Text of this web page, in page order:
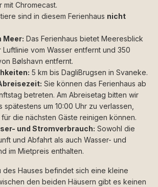
mit Chromecast.
sind in diesem Ferienhaus nicht
Meer: Das Ferienhaus bietet Meeresblick
Luftlinie vom Wasser entfernt und 350
Bølshavn entfernt.
5 km bis DagliBrugsen in Svaneke.
Sie können das Ferienhaus ab
betreten. Am Abreisetag bitten wir
spätestens um 10:00 Uhr zu verlassen,
die nächsten Gäste reinigen können.
und Stromverbrauch: Sowohl die
und Abfahrt als auch Wasser- und
im Mietpreis enthalten.
des Hauses befindet sich eine kleine
den beiden Häusern gibt es keinen